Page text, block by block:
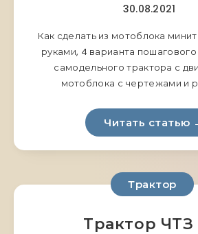
30.08.2021
Как сделать из мотоблока
руками, 4 варианта
самодельного трактора с
мотоблока с чертежами и
Читать статью
Трактор
Трактор ЧТЗ